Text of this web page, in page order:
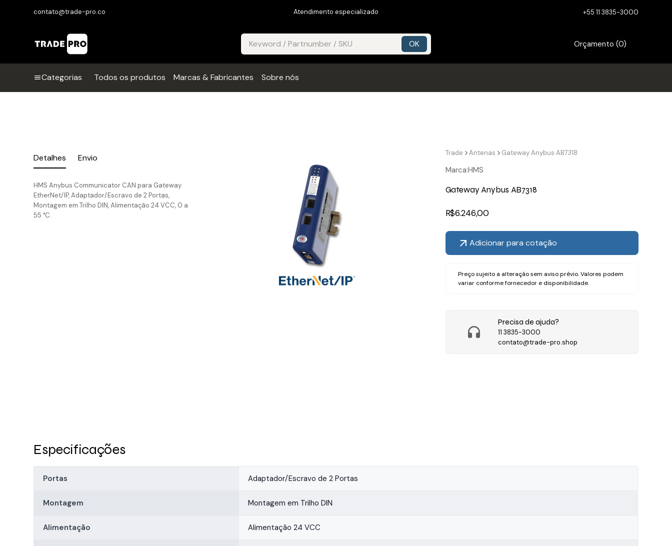
contato@trade-pro.co Atendimento especializado +55 11 3835-3000
Orçamento (0)
Categorias Todos os produtos Marcas & Fabricantes Sobre nós
Detalhes Envio
HMS Anybus Communicator CAN para Gateway
EtherNet/IP, Adaptador/Escravo de 2 Portas,
Montagem em Trilho DIN, Alimentação 24 VCC, 0 a
55 °C.
Trade Antenas Gateway Anybus AB7318
Marca:HMS
Gateway Anybus AB7318
R$6.246,00
Adicionar para cotação
Preço sujeito a alteração sem aviso prévio. Valores podem
variar conforme fornecedor e disponibilidade.
Precisa de ajuda?
11 3835-3000
contato@trade-pro.shop
Especificações
Portas Adaptador/Escravo de 2 Portas
Montagem Montagem em Trilho DIN
Alimentação Alimentação 24 VCC